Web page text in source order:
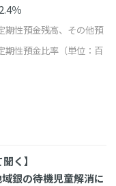
％
期性預金残高、その他預
期性預金比率（単位：百
く】
銀の待機児童解消に